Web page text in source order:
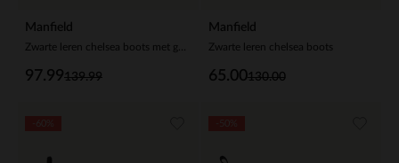
Manfield
139.99
97.99
Manfield
Zwarte leren chelsea boots
130.00
65.00